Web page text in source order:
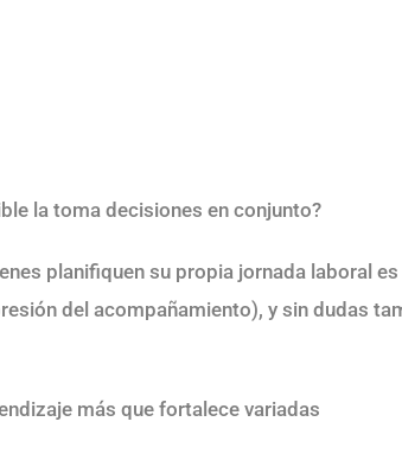
la toma decisiones en conjunto?
planifiquen su propia jornada laboral es
del acompañamiento), y sin dudas
más que fortalece variadas